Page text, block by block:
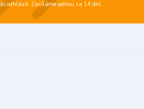
odhlásit. Zasíláme jednou za 14 dní.